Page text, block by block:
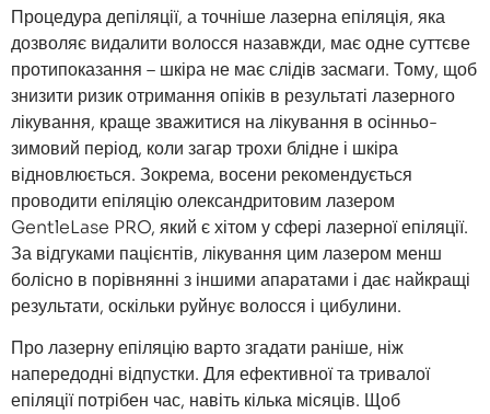
Процедура депіляції, а точніше лазерна епіляція, яка
дозволяє видалити волосся назавжди, має одне суттєве
протипоказання – шкіра не має слідів засмаги. Тому, щоб
знизити ризик отримання опіків в результаті лазерного
лікування, краще зважитися на лікування в осінньо-
зимовий період, коли загар трохи блідне і шкіра
відновлюється. Зокрема, восени рекомендується
проводити епіляцію олександритовим лазером
GentleLase PRO, який є хітом у сфері лазерної епіляції.
За відгуками пацієнтів, лікування цим лазером менш
болісно в порівнянні з іншими апаратами і дає найкращі
результати, оскільки руйнує волосся і цибулини.
Про лазерну епіляцію варто згадати раніше, ніж
напередодні відпустки. Для ефективної та тривалої
епіляції потрібен час, навіть кілька місяців. Щоб